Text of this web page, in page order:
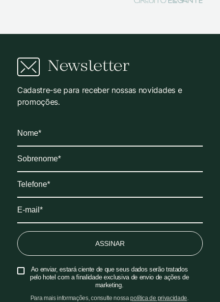
Newsletter
Cadastre-se para receber nossas novidades e
promoções.
ASSINAR
Ao enviar, estará ciente de que seus dados serão tratados
pelo hotel com a finalidade exclusiva de envio de ações de
marketing.
Para mais informações, consulte nossapolítica de privacidade.